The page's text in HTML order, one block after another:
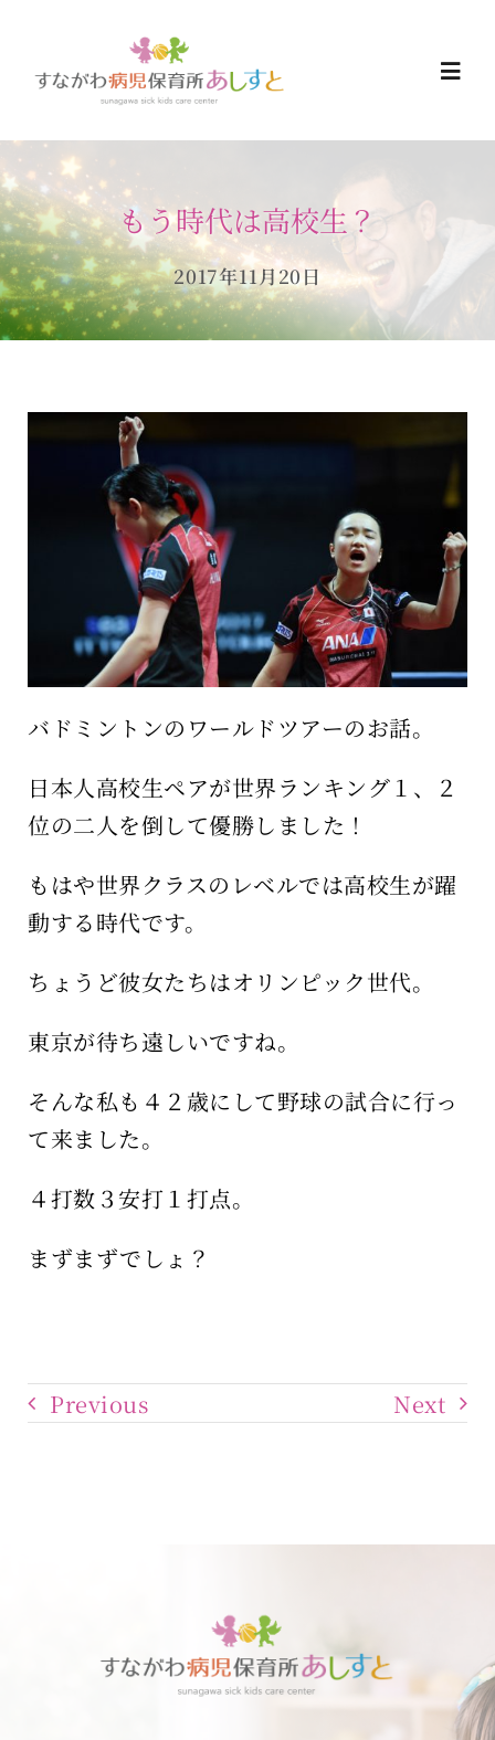
content
HOME
お知らせ
ご予約について
当日の過ごし方
保育所のご案内
ボヤキ100%
もう時代は高校生？
2017年11月20日
バドミントンのワールドツアーのお話。
日本人高校生ペアが世界ランキング１、２
位の二人を倒して優勝しました！
もはや世界クラスのレベルでは高校生が躍
動する時代です。
ちょうど彼女たちはオリンピック世代。
東京が待ち遠しいですね。
そんな私も４２歳にして野球の試合に行っ
て来ました。
４打数３安打１打点。
まずまずでしょ？
Previous Next